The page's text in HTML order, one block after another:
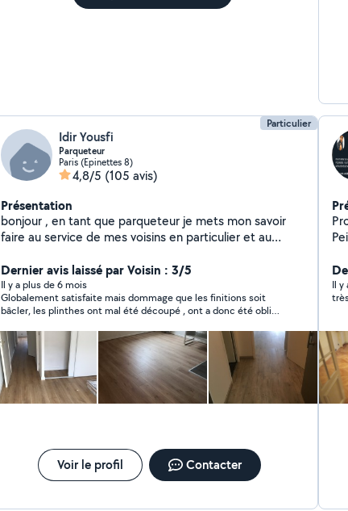
Particulier
Idir Yousfi
Parqueteur
Paris (Epinettes 8)
4,8/5 (105 avis)
Présentation
bonjour , en tant que parqueteur je mets mon savoir
faire au service de mes voisins en particulier et au
Dernier avis laissé par Voisin : 3/5
Il y a plus de 6 mois
Globalement satisfaite mais dommage que les finitions soit
bâcler, les plinthes ont mal été découpé , ont a donc été obligé
moment de régler on me dis 130€.
Voir le profil Contacter
dalle
soigné. Montage
Il y